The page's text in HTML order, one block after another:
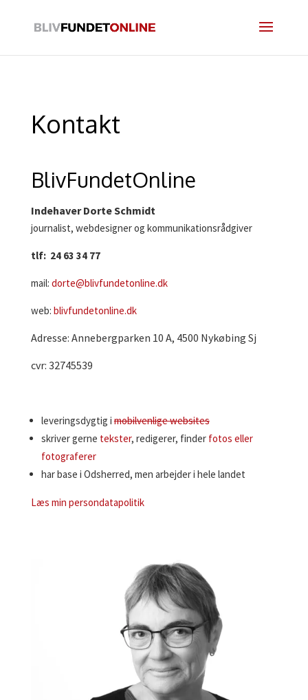
Kontakt
BlivFundetOnline
Indehaver Dorte Schmidt
journalist, webdesigner og kommunikationsrådgiver
tlf: 24 63 34 77
mail: dorte@blivfundetonline.dk
web: blivfundetonline.dk
Adresse: Annebergparken 10 A, 4500 Nykøbing Sj
cvr: 32745539
leveringsdygtig imobilvenlige websites
skriver gerne tekster, redigerer, finder fotos eller
fotograferer
har base i Odsherred, men arbejder i hele landet
Læs min persondatapolitik